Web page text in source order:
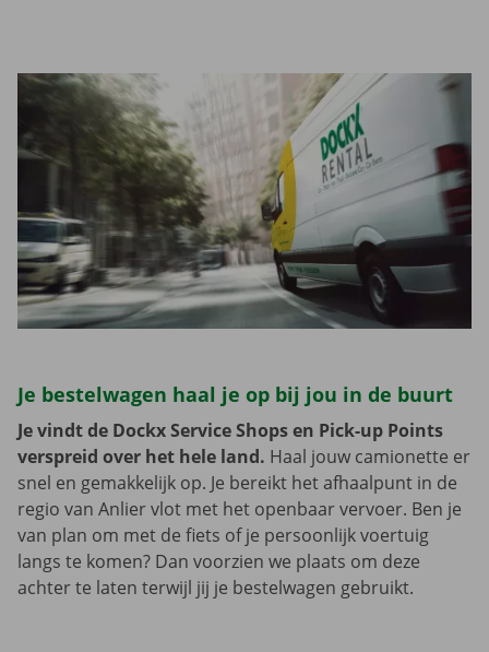
Je bestelwagen haal je op bij jou in de buurt
Je vindt de Dockx Service Shops en Pick-up Points
verspreid over het hele land. Haal jouw camionette er
snel en gemakkelijk op. Je bereikt het afhaalpunt in de
regio van Anlier vlot met het openbaar vervoer. Ben je
van plan om met de fiets of je persoonlijk voertuig
langs te komen? Dan voorzien we plaats om deze
achter te laten terwijl jij je bestelwagen gebruikt.